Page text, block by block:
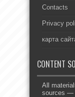
Contacts
Privacy
карта
CONTENT
All
sources —